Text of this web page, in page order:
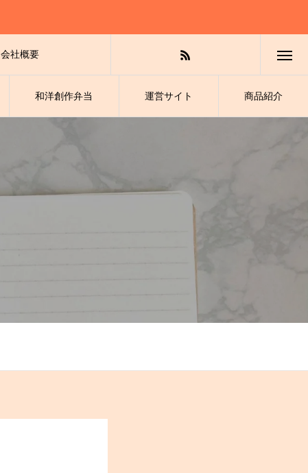
和洋創作弁当 運営サイト 商品紹介
会社概要